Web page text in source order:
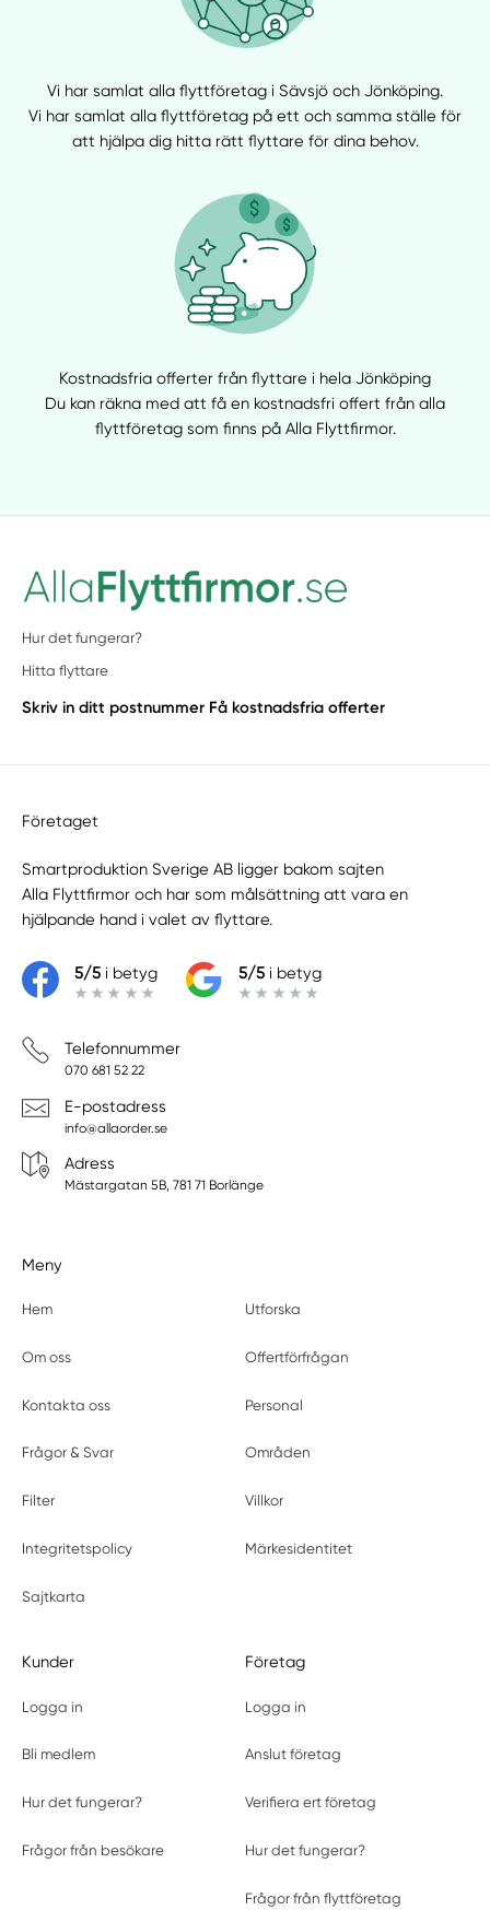
Vi har samlat alla flyttföretag i Sävsjö och Jönköping.
Vi har samlat alla flyttföretag på ett och samma ställe för
att hjälpa dig hitta rätt flyttare för dina behov.
Kostnadsfria offerter från flyttare i hela Jönköping
Du kan räkna med att få en kostnadsfri offert från alla
flyttföretag som finns på Alla Flyttfirmor.
Hur det fungerar?
Hitta flyttare
Skriv in ditt postnummer Få kostnadsfria offerter
Företaget
Smartproduktion Sverige AB ligger bakom sajten
Alla Flyttfirmor och har som målsättning att vara en
hjälpande hand i valet av flyttare.
5/5i betyg 5/5i betyg
Telefonnummer
070 681 52 22
E-postadress
info@allaorder.se
Adress
Mästargatan 5B, 781 71 Borlänge
Meny
Hem Utforska
Om oss Offertförfrågan
Kontakta oss Personal
Frågor & Svar Områden
Filter Villkor
Integritetspolicy Märkesidentitet
Sajtkarta
Kunder
Logga in
Bli medlem
Hur det fungerar?
Frågor från besökare
Företag
Logga in
Anslut företag
Verifiera ert företag
Hur det fungerar?
Frågor från flyttföretag